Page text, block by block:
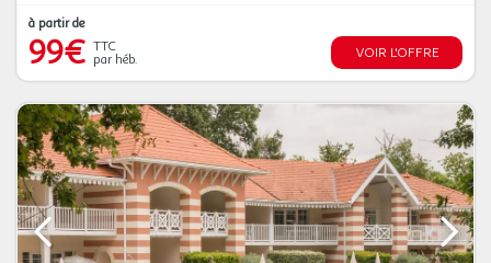
à partir de
99€ TTC
par héb.
VOIR L'OFFRE